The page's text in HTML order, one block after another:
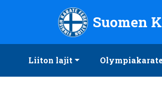
Suomen Karateliitto ry
Suomen
Liiton lajit